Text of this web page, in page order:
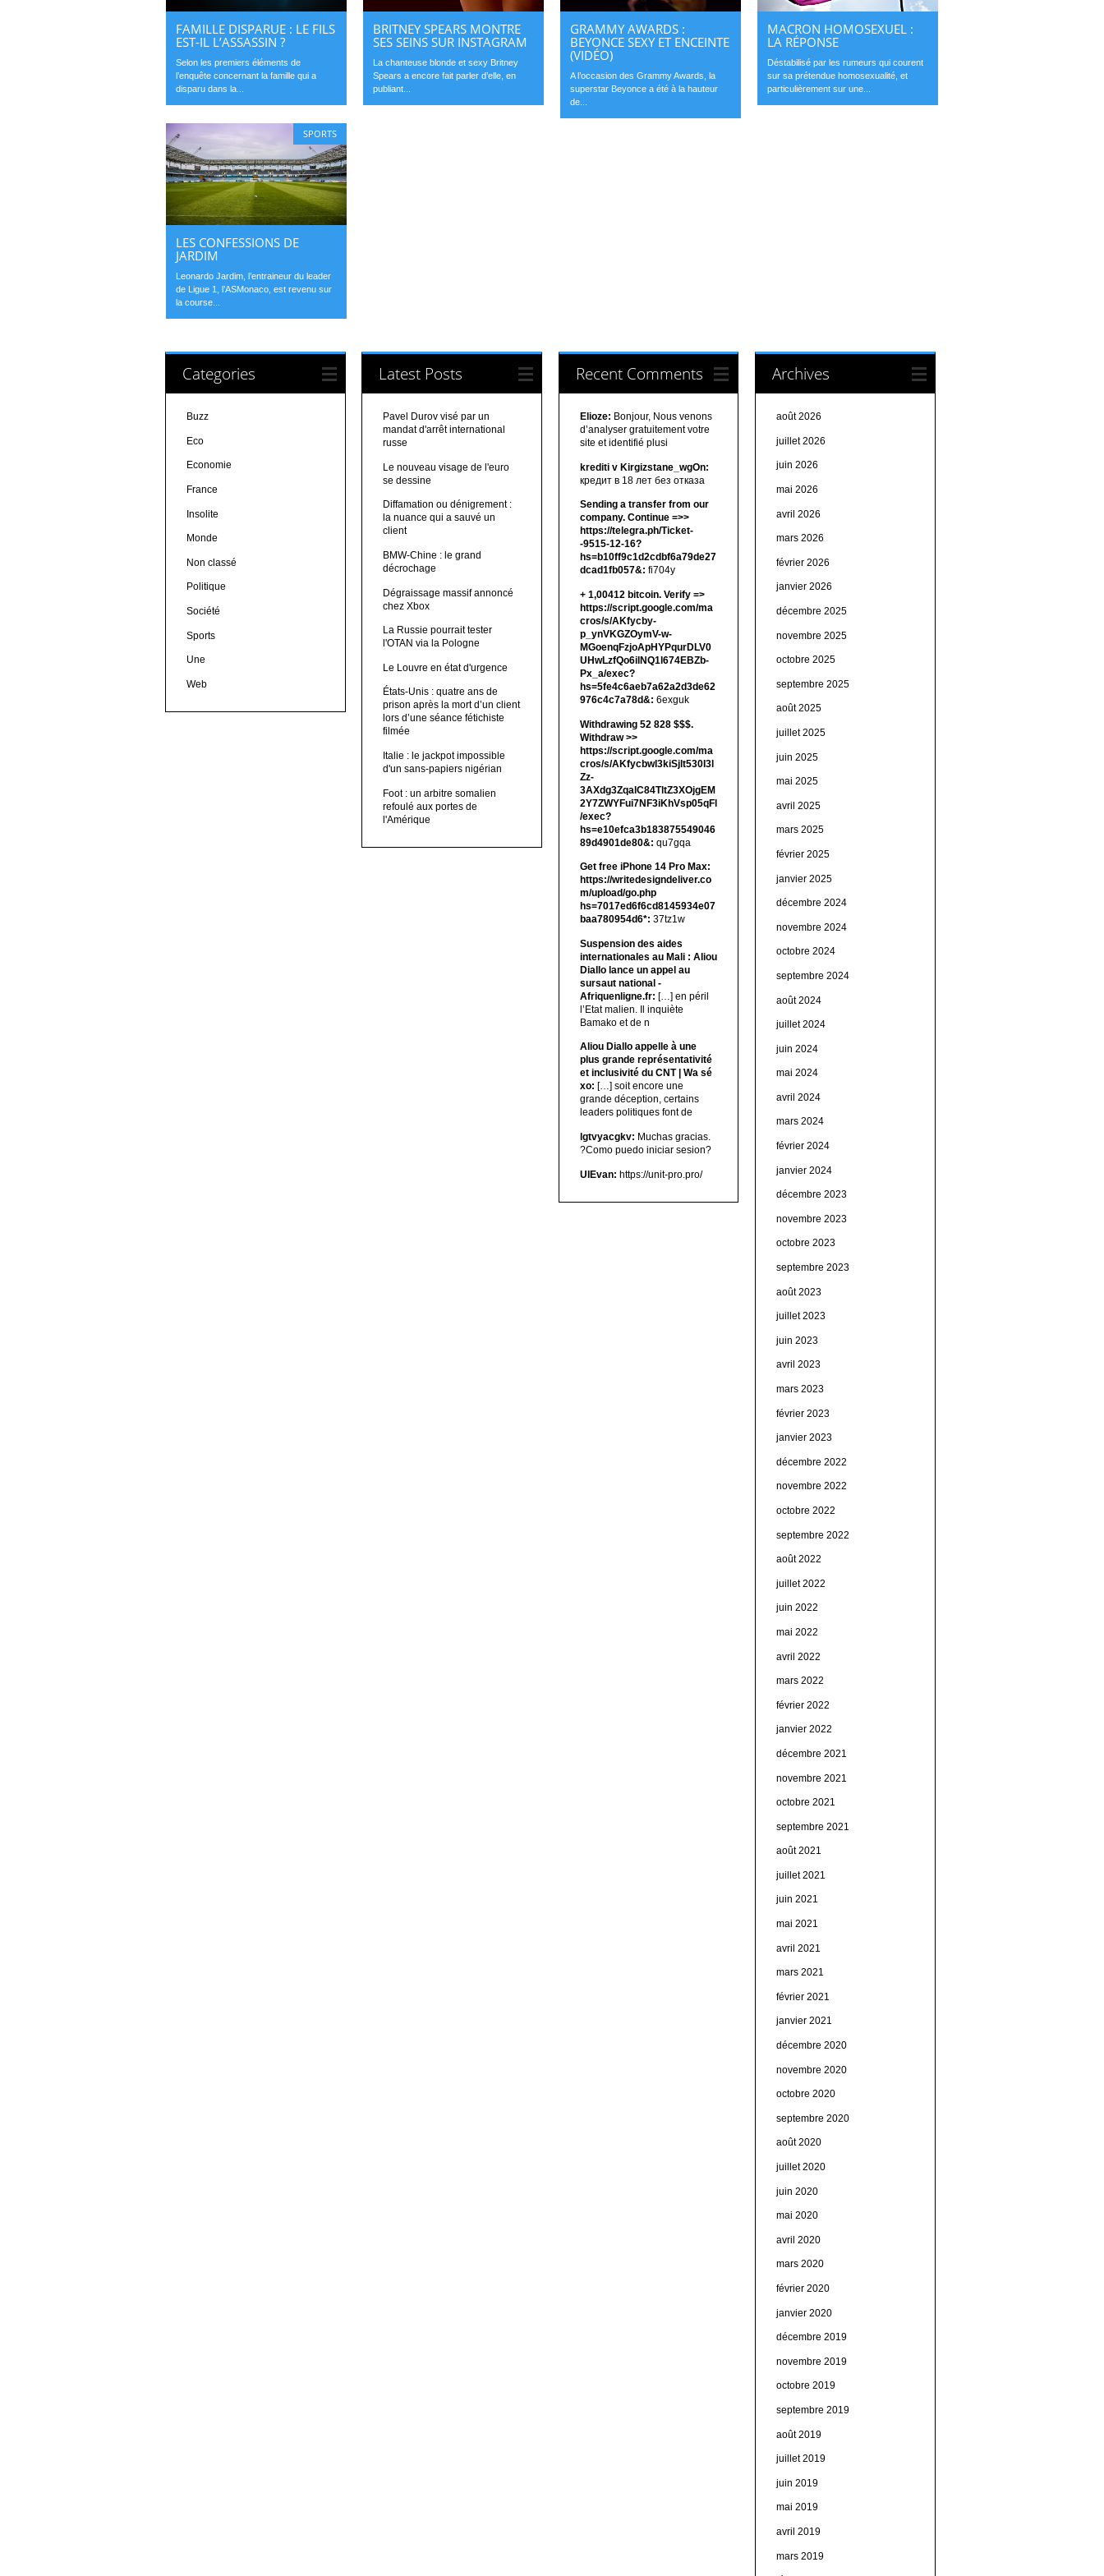
FAMILLE DISPARUE : LE FILS
EST-IL L’ASSASSIN ?
Selon les premiers éléments de
l’enquête concernant la famille qui a
disparu dans la...
BRITNEY SPEARS MONTRE
SES SEINS SUR INSTAGRAM
La chanteuse blonde et sexy Britney
Spears a encore fait parler d’elle, en
publiant...
GRAMMY AWARDS :
BEYONCE SEXY ET ENCEINTE
(VIDÉO)
A l’occasion des Grammy Awards, la
superstar Beyonce a été à la hauteur
de...
MACRON HOMOSEXUEL :
LA RÉPONSE
Déstabilisé par les rumeurs qui courent
sur sa prétendue homosexualité, et
particulièrement sur une...
SPORTS
LES CONFESSIONS DE
JARDIM
Leonardo Jardim, l’entraineur du leader
de Ligue 1, l’ASMonaco, est revenu sur
la course...
Categories
Buzz
Eco
Economie
France
Insolite
Monde
Non classé
Politique
Société
Sports
Une
Web
Latest Posts
Pavel Durov visé par un
mandat d'arrêt international
russe
Le nouveau visage de l'euro
se dessine
Diffamation ou dénigrement :
la nuance qui a sauvé un
client
BMW-Chine : le grand
décrochage
Dégraissage massif annoncé
chez Xbox
La Russie pourrait tester
l'OTAN via la Pologne
Le Louvre en état d'urgence
États-Unis : quatre ans de
prison après la mort d’un client
lors d’une séance fétichiste
filmée
Italie : le jackpot impossible
d'un sans-papiers nigérian
Foot : un arbitre somalien
refoulé aux portes de
l'Amérique
Recent Comments
Elioze: Bonjour, Nous venons
d’analyser gratuitement votre
site et identifié plusi
krediti v Kirgizstane_wgOn:
кредит в 18 лет без отказа
Sending a transfer from our
company. Continue =>>
https://telegra.ph/Ticket-
-9515-12-16?
hs=b10ff9c1d2cdbf6a79de27
dcad1fb057&: fi704y
+ 1,00412 bitсоin. Verify =>
https://script.google.com/ma
cros/s/AKfycby-
p_ynVKGZOymV-w-
MGoenqFzjoApHYPqurDLV0
UHwLzfQo6ilNQ1l674EBZb-
Px_a/exec?
hs=5fe4c6aeb7a62a2d3de62
976c4c7a78d&: 6exguk
Withdrawing 52 828 $$$.
Withdrаw >>
https://script.google.com/ma
cros/s/AKfycbwl3kiSjlt530I3l
Zz-
3AXdg3ZqalC84TltZ3XOjgEM
2Y7ZWYFui7NF3iKhVsp05qFl
/exec?
hs=e10efca3b183875549046
89d4901de80&: qu7gqa
Get free iPhone 14 Pro Max:
https://writedesigndeliver.co
m/upload/go.php
hs=7017ed6f6cd8145934e07
baa780954d6*: 37tz1w
Suspension des aides
internationales au Mali : Aliou
Diallo lance un appel au
sursaut national -
Afriquenligne.fr: […] en péril
l’Etat malien. Il inquiète
Bamako et de n
Aliou Diallo appelle à une
plus grande représentativité
et inclusivité du CNT | Wa sé
xo: […] soit encore une
grande déception, certains
leaders politiques font de
lgtvyacgkv: Muchas gracias.
?Como puedo iniciar sesion?
UIEvan: https://unit-pro.pro/
Archives
août 2026
juillet 2026
juin 2026
mai 2026
avril 2026
mars 2026
février 2026
janvier 2026
décembre 2025
novembre 2025
octobre 2025
septembre 2025
août 2025
juillet 2025
juin 2025
mai 2025
avril 2025
mars 2025
février 2025
janvier 2025
décembre 2024
novembre 2024
octobre 2024
septembre 2024
août 2024
juillet 2024
juin 2024
mai 2024
avril 2024
mars 2024
février 2024
janvier 2024
décembre 2023
novembre 2023
octobre 2023
septembre 2023
août 2023
juillet 2023
juin 2023
avril 2023
mars 2023
février 2023
janvier 2023
décembre 2022
novembre 2022
octobre 2022
septembre 2022
août 2022
juillet 2022
juin 2022
mai 2022
avril 2022
mars 2022
février 2022
janvier 2022
décembre 2021
novembre 2021
octobre 2021
septembre 2021
août 2021
juillet 2021
juin 2021
mai 2021
avril 2021
mars 2021
février 2021
janvier 2021
décembre 2020
novembre 2020
octobre 2020
septembre 2020
août 2020
juillet 2020
juin 2020
mai 2020
avril 2020
mars 2020
février 2020
janvier 2020
décembre 2019
novembre 2019
octobre 2019
septembre 2019
août 2019
juillet 2019
juin 2019
mai 2019
avril 2019
mars 2019